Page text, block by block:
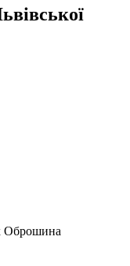
Оброшина